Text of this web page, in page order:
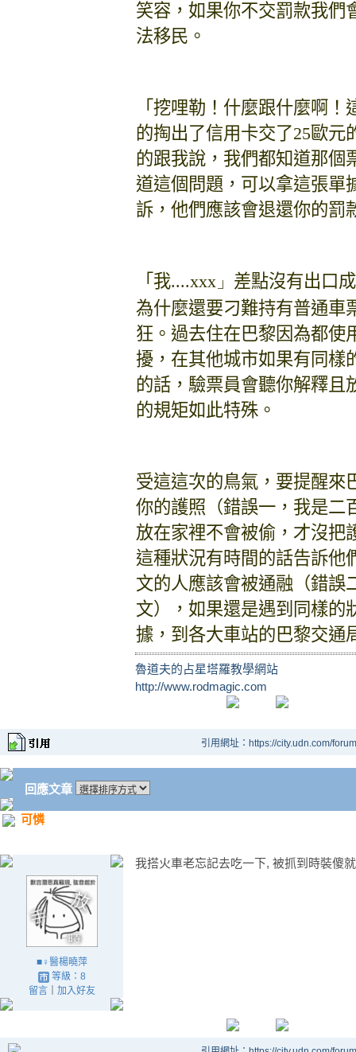
笑容，如果你不交罰款我們
法移民。
「挖哩勒！什麼跟什麼啊
的掏出了信用卡交了25歐元
的跟我說，我們都知道那個
道這個問題，可以拿這張單
訴，他們應該會退還你的罰
「我....xxx」 差點沒有出口
為什麼還要刁難持有普通車
狂。過去住在巴黎因為都使
擾，在其他城市如果有同樣
的話，驗票員會聽你解釋且
的規矩如此特殊。
受這這次的鳥氣，要提醒來
你的護照（錯誤一，我是二
放在家裡不會被偷，才沒把
這種狀況有時間的話告訴他
文的人應該會被通融（錯誤
文），如果還是遇到同樣的
據，到各大車站的巴黎交通
魯道夫的占星塔羅教學網站
http://www.rodmagic.com
引用網址：https://city.udn.com/
回應文章
可憐
■♀醫楊曉萍
等級：8
留言｜ 加入好友
我搭火車老忘記去吃一下, 被抓到時裝傻